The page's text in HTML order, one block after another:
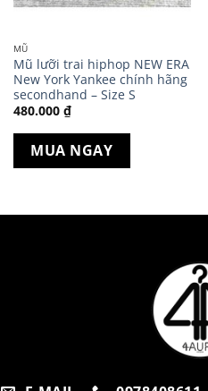
MŨ
Mũ lưỡi trai hiphop NEW ERA
New York Yankee chính hãng
secondhand – Size S
480.000 ₫
MUA NGAY